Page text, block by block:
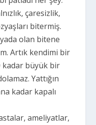
çaresizlik,
bitermiş.
olan bitene
Artık kendimi bir
kadar büyük bir
Yattığın
kadar kapalı
ameliyatlar,